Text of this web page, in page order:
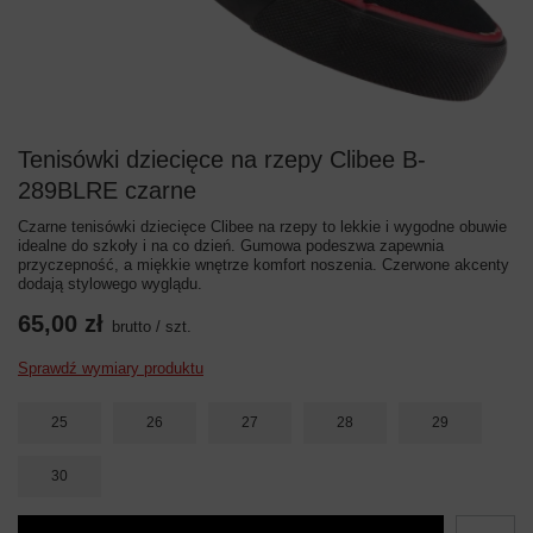
Tenisówki dziecięce na rzepy Clibee B-
289BLRE czarne
Czarne tenisówki dziecięce Clibee na rzepy to lekkie i wygodne obuwie
idealne do szkoły i na co dzień. Gumowa podeszwa zapewnia
przyczepność, a miękkie wnętrze komfort noszenia. Czerwone akcenty
dodają stylowego wyglądu.
65,00 zł brutto / szt.
Sprawdź wymiary produktu
25 26 27 28 29
30